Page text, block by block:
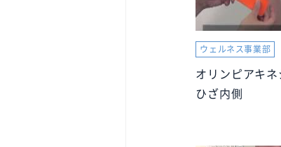
ウェルネス事業部
オリンピアキ
ひざ内側